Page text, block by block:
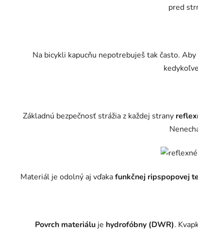
pred
Na bicykli kapucňu nepotrebuješ tak často.
Základnú bezpečnosť strážia z každej strany
Materiál je odolný aj vďakafunkčnej ripspopovej
Povrch materiálu je hydrofóbny (DWR).